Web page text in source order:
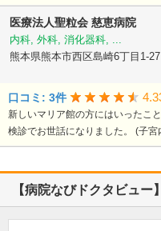
医療法人聖粒会 慈恵病院
内科, 外科, 消化器科, ...
熊本県熊本市西区島崎6丁目1-27
口コミ: 3件
新しいマリア館の方にはいったこ
検診でお世話になりました。 (子宮
【病院なびドクタビュー